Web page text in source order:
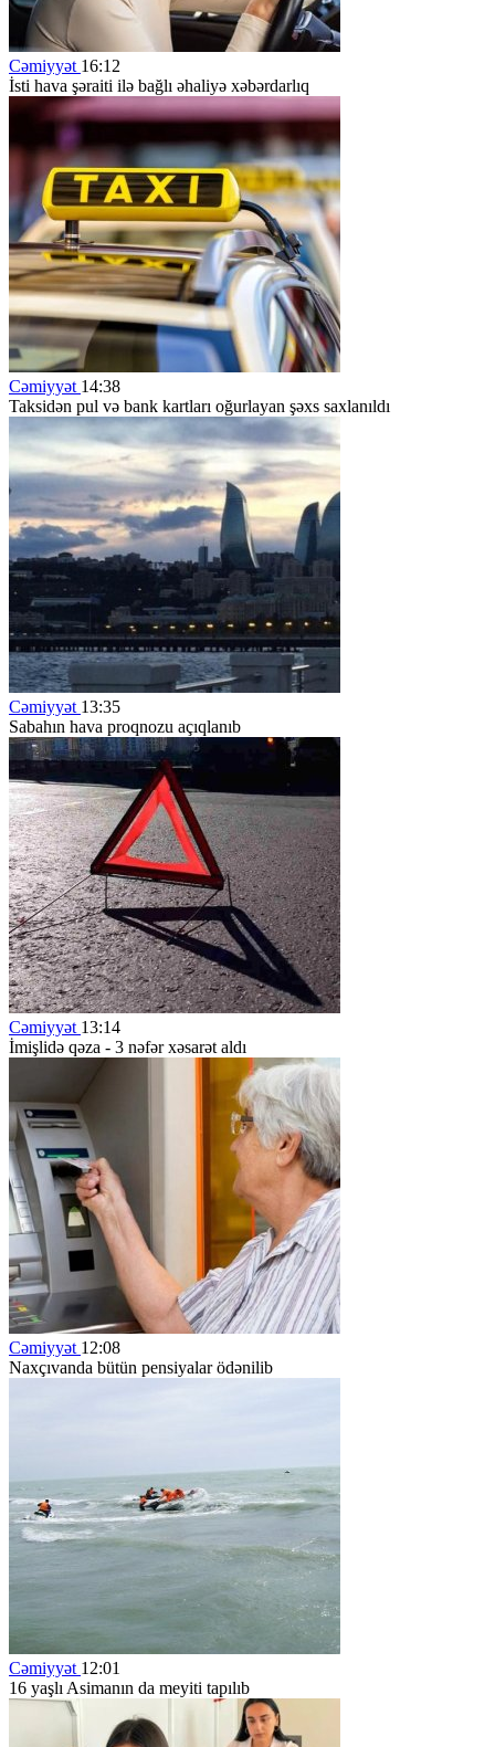
Cəmiyyət 16:12
İsti hava şəraiti ilə bağlı əhaliyə xəbərdarlıq
Cəmiyyət 14:38
Taksidən pul və bank kartları oğurlayan şəxs saxlanıldı
Cəmiyyət 13:35
Sabahın hava proqnozu açıqlanıb
Cəmiyyət 13:14
İmişlidə qəza - 3 nəfər xəsarət aldı
Cəmiyyət 12:08
Naxçıvanda bütün pensiyalar ödənilib
Cəmiyyət 12:01
16 yaşlı Asimanın da meyiti tapılıb